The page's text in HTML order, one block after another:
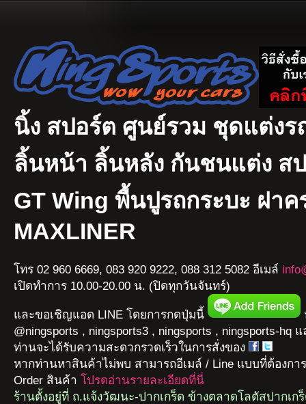
นิ้ง สปอร์ต ศูนย์รวม ชุดแต่งร
ลิ้นหน้า ลิ้นหลัง กันชนแต่ง สป
GT Wing พื้นปูรถกระบะ ฝาค
MAXLINER
โทร 02 960 6669, 083 920 9222, 088 312 5082 อีเมล์
เปิดทำการ 10.00-20.00 น. (ปิดทุกวันจันทร์)
และขอเชิญแอด LINE โดยการกดปุ่มนี้
@ningsports , ningsports3 , ningsports , ningsports-hq
ท่านจะได้รับความสะดวกรวดเร็วในการสั่งของ
หากท่านหาสินค้าไม่พบ สามารถอีเมล์ / Line แบบที่ต้องกา
Order สินค้า โปรดอ่านรายละเอียดที่นี่
ร้านตั้งอยู่ที่ ถ.แจ้งวัฒนะ-ปากเกร็ด ข้างตลาดโลตัสปากเก